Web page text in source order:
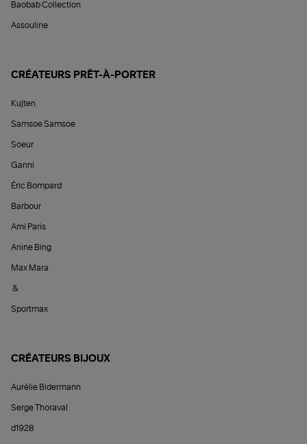
Baobab Collection
Assouline
CRÉATEURS PRÊT-À-PORTER
Kujten
Samsoe Samsoe
Soeur
Ganni
Éric Bompard
Barbour
Ami Paris
Anine Bing
Max Mara
&
Sportmax
CRÉATEURS BIJOUX
Aurélie Bidermann
Serge Thoraval
d1928